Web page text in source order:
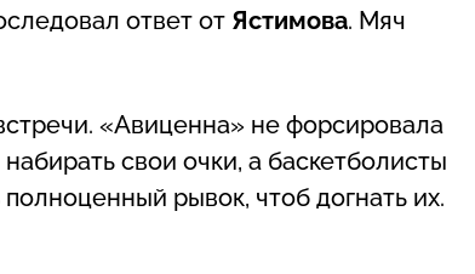
ответ от Ястимова. Мяч
«Авиценна» не форсировала
свои очки, а баскетболисты
рывок, чтоб догнать их.